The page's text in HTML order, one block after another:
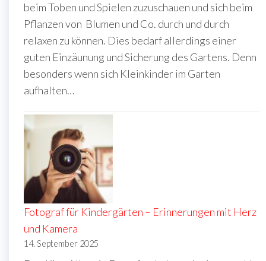
beim Toben und Spielen zuzuschauen und sich beim
Pflanzen von Blumen und Co. durch und durch
relaxen zu können. Dies bedarf allerdings einer
guten Einzäunung und Sicherung des Gartens. Denn
besonders wenn sich Kleinkinder im Garten
aufhalten…
Fotograf für Kindergärten – Erinnerungen mit Herz
und Kamera
14. September 2025